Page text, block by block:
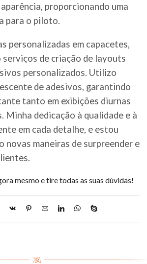
proporcionando uma
para o piloto.
personalizadas em capacetes,
de criação de layouts
personalizados. Utilizo
de adesivos, garantindo
tanto em exibições diurnas
Minha dedicação à qualidade e à
em cada detalhe, e estou
novas maneiras de surpreender e
mesmo e tire todas as suas dúvidas!